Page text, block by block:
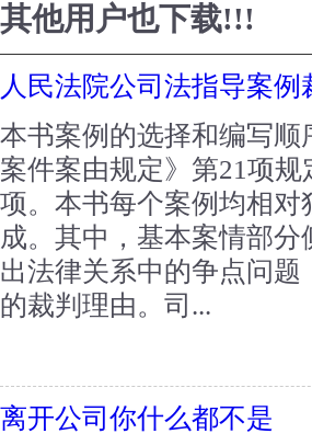
其他用户也下载!!!
人民法院公司法指导案例
本书案例的选择和编写
案件案由规定》第21项
项。本书每个案例均相
成。其中，基本案情部
出法律关系中的争点问
的裁判理由。司...
离开公司你什么都不是